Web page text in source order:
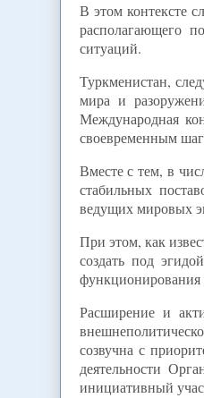
В этом контексте
располагающего
ситуаций.
Туркменистан,
мира и
Международная
своевременным
Вместе с тем, в
стабильных
ведущих мировых
При этом, как
создать под
функционирования
Расширение и
созвучна с
деятельности
инициативный